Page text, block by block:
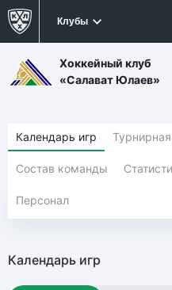
Клубы
Хоккейный клуб
«Салават Юлаев»
Календарь игр
Состав команды
Персонал
Календарь игр